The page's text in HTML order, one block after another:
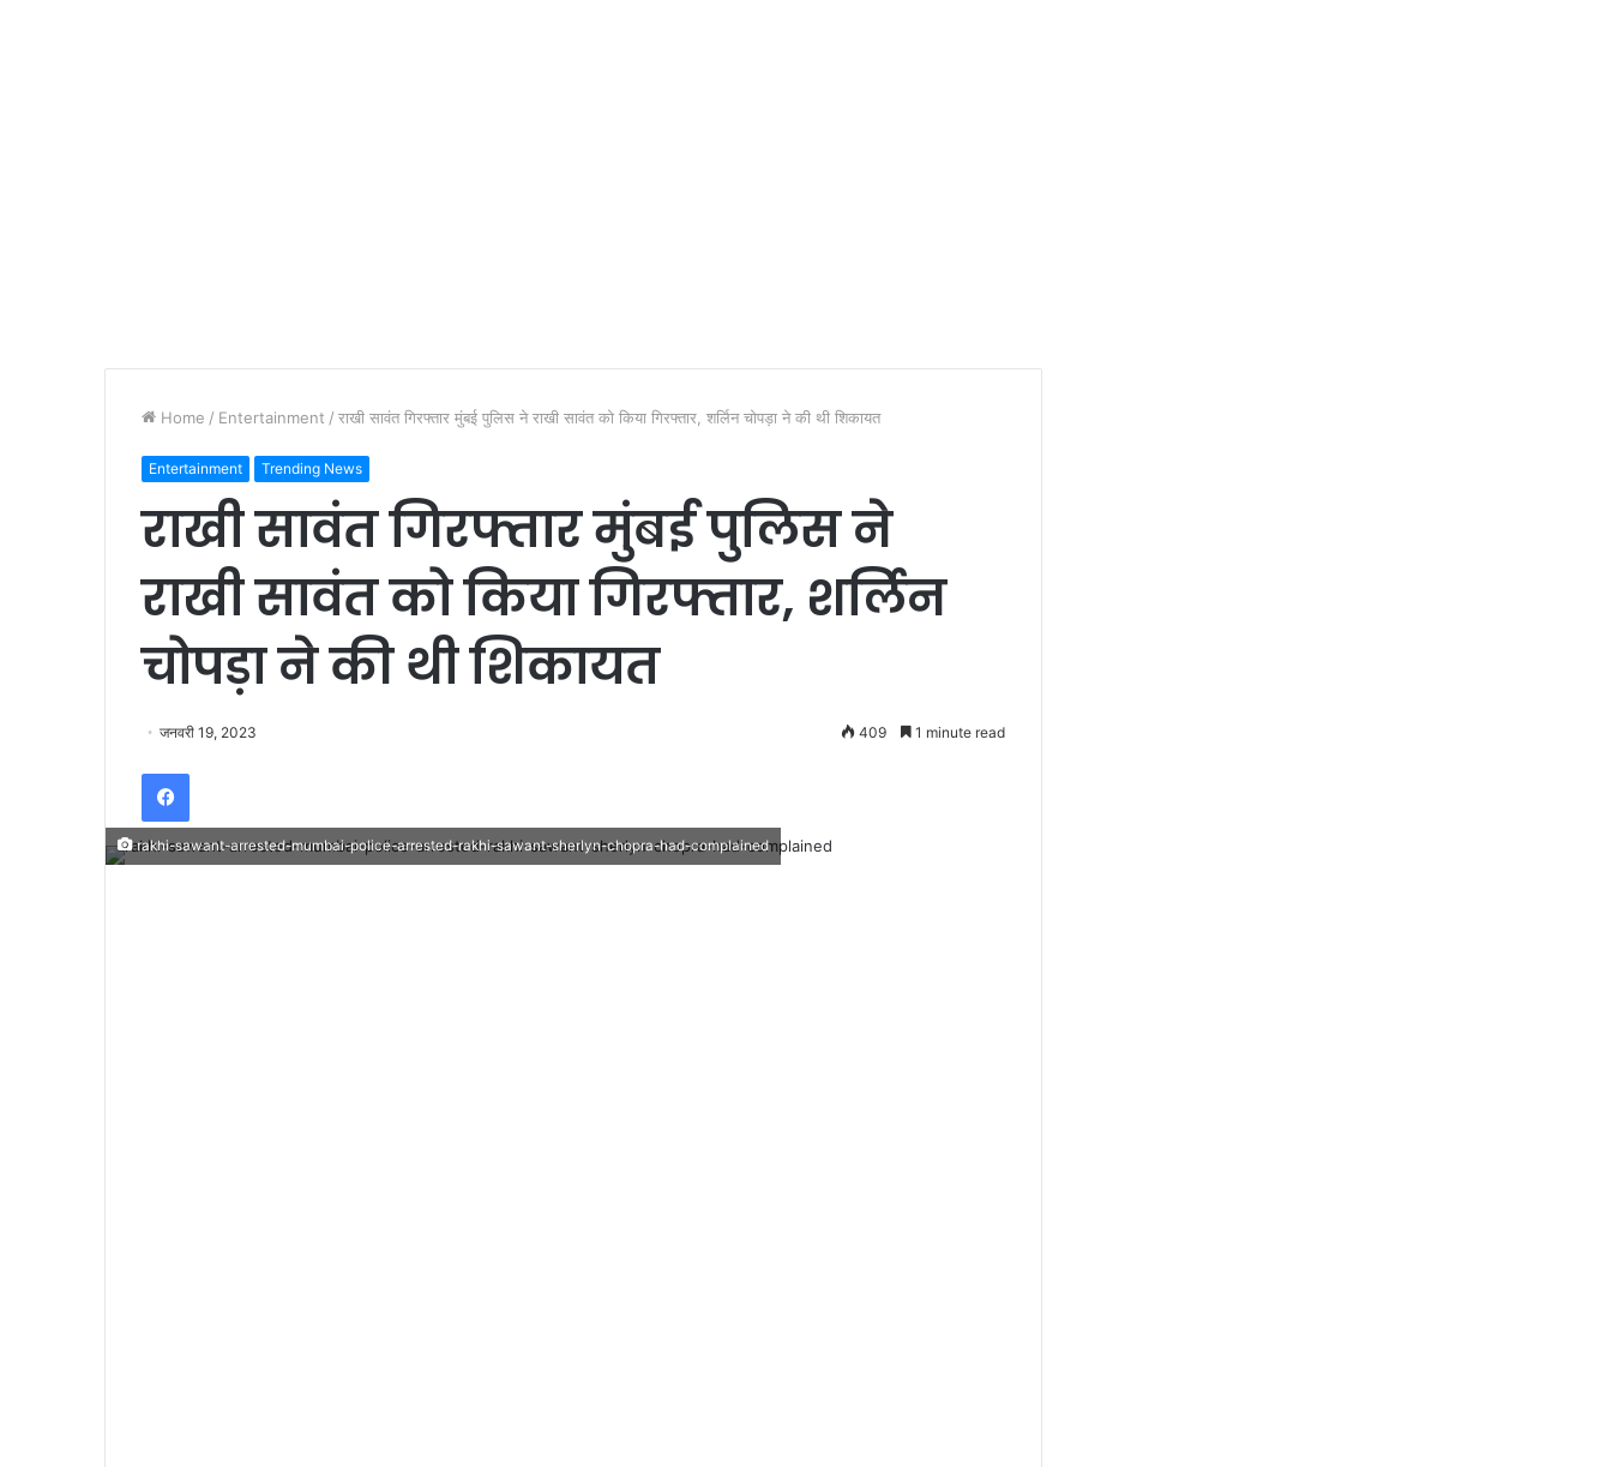
Home / Entertainment / राखी सावंत गिरफ्तार मुंबई पुलिस ने राखी सावंत को किया गिरफ्तार, शर्लिन चोपड़ा ने की थी शिकायत
Entertainment Trending News
राखी सावंत गिरफ्तार मुंबई पुलिस ने
राखी सावंत को किया गिरफ्तार, शर्लिन
चोपड़ा ने की थी शिकायत
जनवरी 19, 2023 409 1 minute read
rakhi-sawant-arrested-mumbai-police-arrested-rakhi-sawant-sherlyn-chopra-had-complained